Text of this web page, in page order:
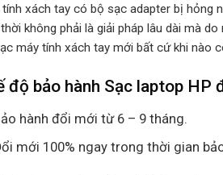
tính xách tay có bộ sạc adapter bị hỏng
không phải là giải pháp lâu dài mà
máy tính xách tay mới bất cứ khi nào
độ bảo hành Sạc laptop HP
hành đổi mới từ 6 – 9 tháng.
mới 100% ngay trong thời gian